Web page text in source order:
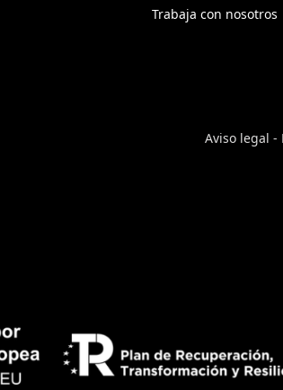
Trabaja con nosotros
Aviso legal -